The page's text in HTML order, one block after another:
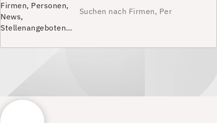
Firmen, Personen,
News,
Stellenangeboten…